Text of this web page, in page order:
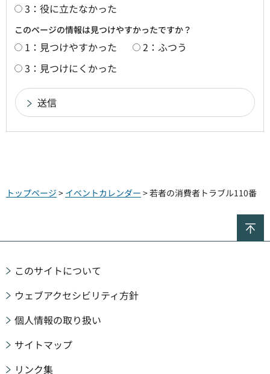
3：役に立たなかった
このページの情報は見つけやすかったですか？
1：見つけやすかった
2：ふつう
3：見つけにくかった
トップページ > イベントカレンダー > 若者の消費者トラブル110番
このサイトについて
ウェブアクセシビリティ方針
個人情報の取り扱い
サイトマップ
リンク集